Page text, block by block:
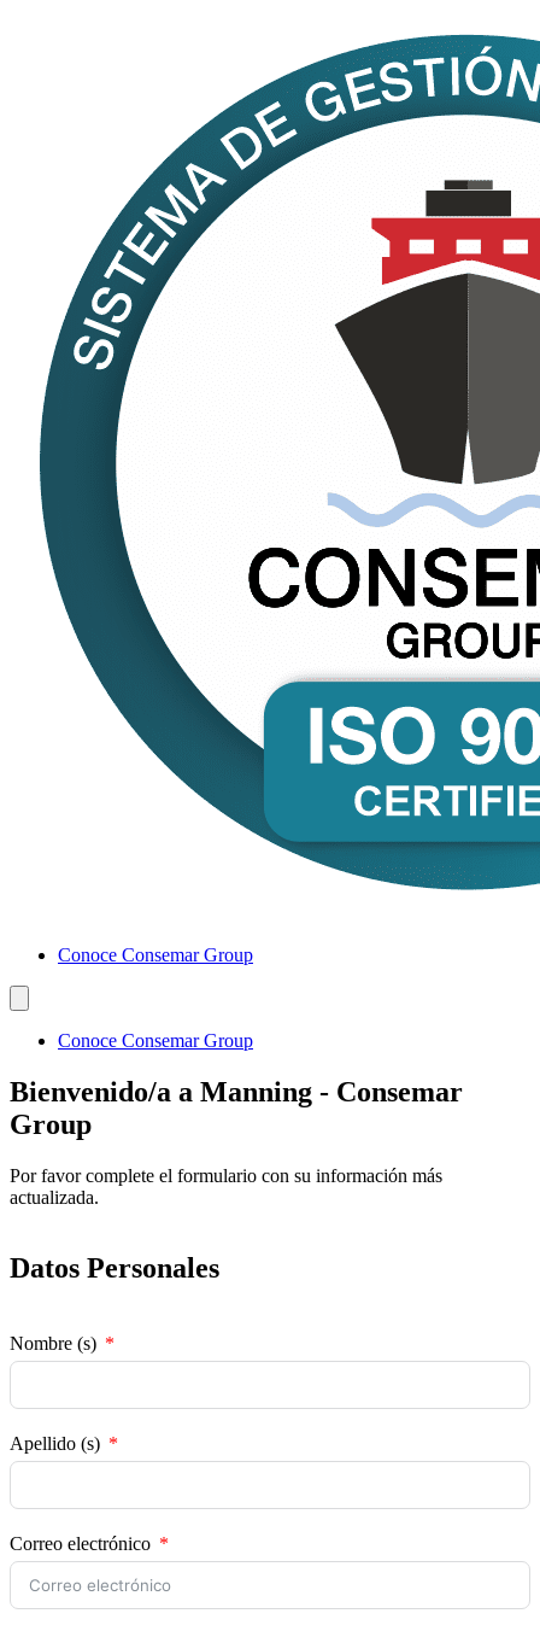
Conoce Consemar Group
Conoce Consemar Group
Bienvenido/a a Manning - Consemar
Group
Por favor complete el formulario con su información más
actualizada.
Datos Personales
Nombre (s)
Apellido (s)
Correo electrónico